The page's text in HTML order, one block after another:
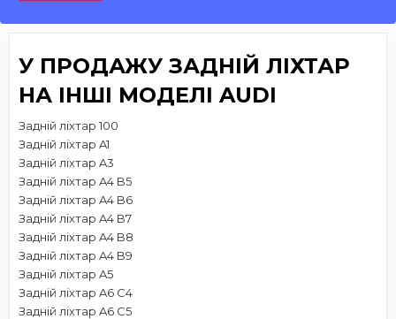
У ПРОДАЖУ ЗАДНІЙ ЛІХТАР
НА ІНШІ МОДЕЛІ AUDI
Задній ліхтар 100
Задній ліхтар A1
Задній ліхтар A3
Задній ліхтар A4 B5
Задній ліхтар A4 B6
Задній ліхтар A4 B7
Задній ліхтар A4 B8
Задній ліхтар A4 B9
Задній ліхтар A5
Задній ліхтар A6 C4
Задній ліхтар A6 C5